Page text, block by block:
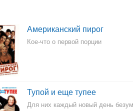
Американский пирог
Кое-что о первой порции
Тупой и еще тупее
Для них каждый новый день